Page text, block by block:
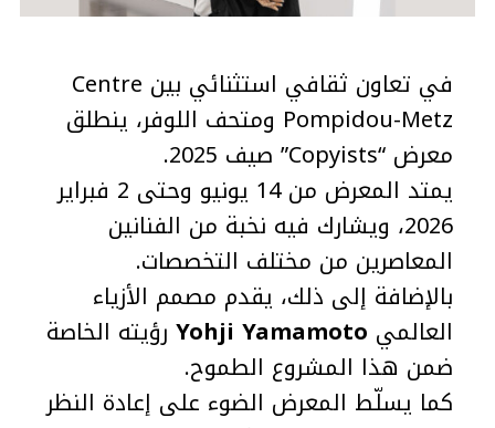
في تعاون ثقافي استثنائي بين Centre
Pompidou-Metz ومتحف اللوفر، ينطلق
معرض “Copyists” صيف 2025.
يمتد المعرض من 14 يونيو وحتى 2 فبراير
2026، ويشارك فيه نخبة من الفنانين
المعاصرين من مختلف التخصصات.
بالإضافة إلى ذلك، يقدم مصمم الأزياء
العالمي Yohji Yamamoto رؤيته الخاصة
ضمن هذا المشروع الطموح.
كما يسلّط المعرض الضوء على إعادة النظر